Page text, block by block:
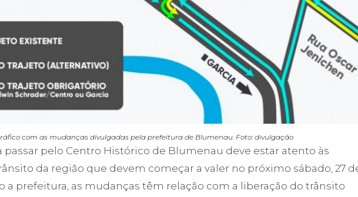
com as mudanças divulgadas pela prefeitura de Blumenau. Foto: divulgação
pelo Centro Histórico de Blumenau deve estar atento às
da região que devem começar a valer no próximo sábado, 27
a prefeitura, as mudanças têm relação com a liberação do trânsito